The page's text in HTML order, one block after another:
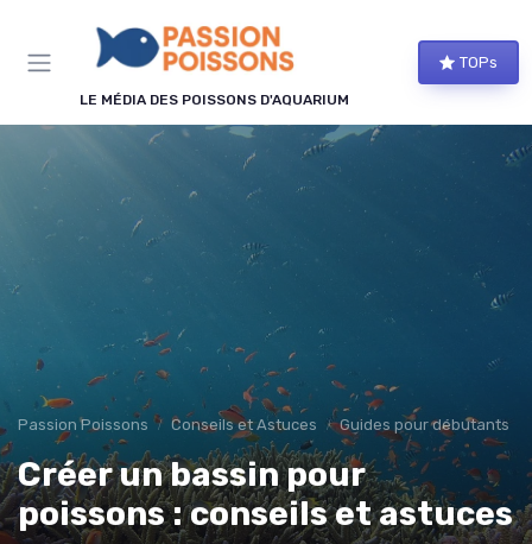
LE MÉDIA DES POISSONS D'AQUARIUM
TOPs
Passion Poissons Conseils et Astuces Guides pour débutants
Créer un bassin pour
poissons : conseils et astuces